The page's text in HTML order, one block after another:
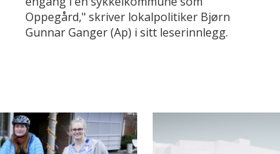
Oppegård," skriver lokalpolitiker Bjørn
Gunnar Ganger (Ap) i sitt leserinnlegg.